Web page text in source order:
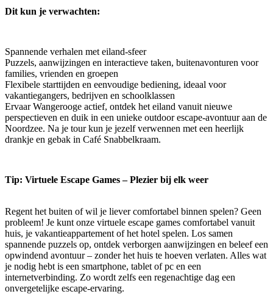
Dit kun je verwachten:
Spannende verhalen met eiland-sfeer
Puzzels, aanwijzingen en interactieve taken, buitenavonturen voor
families, vrienden en groepen
Flexibele starttijden en eenvoudige bediening, ideaal voor
vakantiegangers, bedrijven en schoolklassen
Ervaar Wangerooge actief, ontdek het eiland vanuit nieuwe
perspectieven en duik in een unieke outdoor escape-avontuur aan de
Noordzee. Na je tour kun je jezelf verwennen met een heerlijk
drankje en gebak in Café Snabbelkraam.
Tip: Virtuele Escape Games – Plezier bij elk weer
Regent het buiten of wil je liever comfortabel binnen spelen? Geen
probleem! Je kunt onze virtuele escape games comfortabel vanuit
huis, je vakantieappartement of het hotel spelen. Los samen
spannende puzzels op, ontdek verborgen aanwijzingen en beleef een
opwindend avontuur – zonder het huis te hoeven verlaten. Alles wat
je nodig hebt is een smartphone, tablet of pc en een
internetverbinding. Zo wordt zelfs een regenachtige dag een
onvergetelijke escape-ervaring.